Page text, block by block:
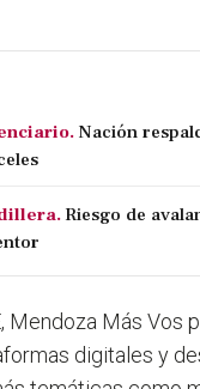
Nación
Riesgo de
Mendoza Más Vos
digitales y